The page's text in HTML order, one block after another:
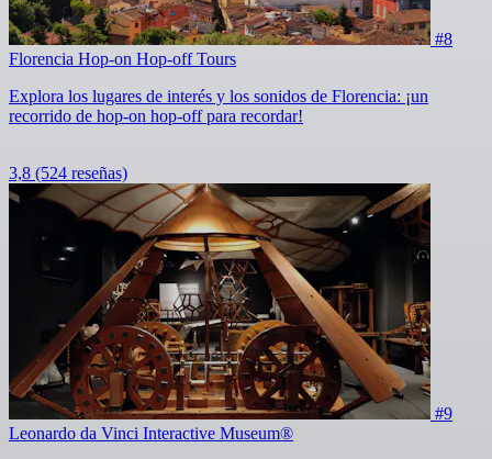
#8
Florencia Hop-on Hop-off Tours
Explora los lugares de interés y los sonidos de Florencia: ¡un
recorrido de hop-on hop-off para recordar!
3,8 (524 reseñas)
#9
Leonardo da Vinci Interactive Museum®